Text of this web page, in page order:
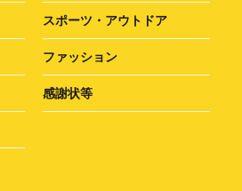
スポーツ・アウトドア
ファッション
感謝状等